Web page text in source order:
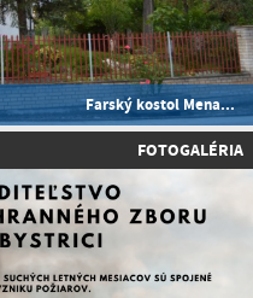
Farský kostol Mena...
FOTOGALÉRIA